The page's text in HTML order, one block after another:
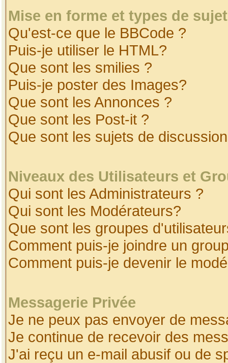
Mise en forme et types de
Qu'est-ce que le BBCode ?
Puis-je utiliser le HTML?
Que sont les smilies ?
Puis-je poster des Images?
Que sont les Annonces ?
Que sont les Post-it ?
Que sont les sujets de
Niveaux des Utilisateurs et
Qui sont les Administrateurs ?
Qui sont les Modérateurs?
Que sont les groupes
Comment puis-je joindre un
Comment puis-je devenir le
Messagerie Privée
Je ne peux pas envoyer de
Je continue de recevoir des
J'ai reçu un e-mail abusif ou de